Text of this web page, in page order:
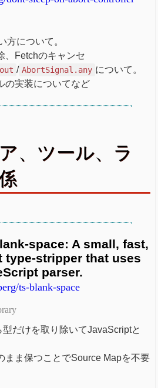
方について。
、Fetchのキャンセ
/ AbortSignal.any について。
の実装についてなど
、ツール、ラ
space: A small, fast,
type-stripper that uses
parser.
ts-blank-space
だけを取り除いてJavaScriptと
まま保つことでSource Mapを不要